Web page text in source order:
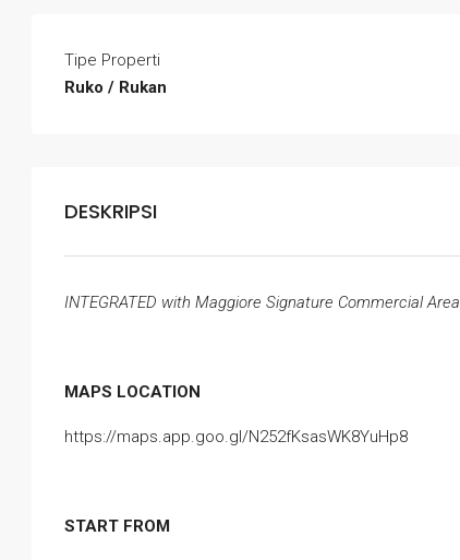
Tipe Properti
Ruko / Rukan
DESKRIPSI
INTEGRATED with Maggiore Signature Commercial Area
MAPS LOCATION
https://maps.app.goo.gl/N252fKsasWK8YuHp8
START FROM